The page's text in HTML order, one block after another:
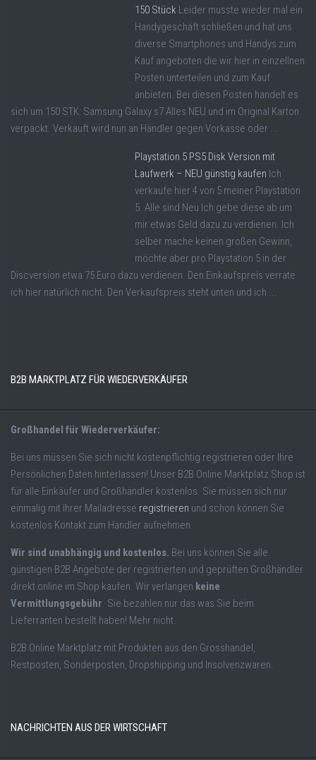
150 Stück Leider musste wieder mal ein
Handygeschäft schließen und hat uns
diverse Smartphones und Handys zum
Kauf angeboten die wir hier in einzellnen
Posten unterteilen und zum Kauf
anbieten. Bei diesen Posten handelt es
sich um 150 STK: Samsung Galaxy s7 Alles NEU und im Original Karton
verpackt. Verkauft wird nun an Händler gegen Vorkasse oder ...
Playstation 5 PS5 Disk Version mit
Laufwerk – NEU günstig kaufen Ich
verkaufe hier 4 von 5 meiner Playstation
5. Alle sind Neu Ich gebe diese ab um
mir etwas Geld dazu zu verdienen. Ich
selber mache keinen großen Gewinn,
möchte aber pro Playstation 5 in der
Discversion etwa 75 Euro dazu verdienen. Den Einkaufspreis verrate
ich hier natürlich nicht. Den Verkaufspreis steht unten und ich ...
B2B MARKTPLATZ FÜR WIEDERVERKÄUFER
Großhandel für Wiederverkäufer:
Bei uns müssen Sie sich nicht kostenpflichtig registrieren oder Ihre
Persönlichen Daten hinterlassen! Unser B2B Online Marktplatz Shop ist
für alle Einkäufer und Großhändler kostenlos. Sie müssen sich nur
einmalig mit Ihrer Mailadresse registrieren und schon können Sie
kostenlos Kontakt zum Händler aufnehmen.
Wir sind unabhängig und kostenlos. Bei uns können Sie alle
günstigen B2B Angebote der registrierten und geprüften Großhändler
direkt online im Shop kaufen. Wir verlangen keine
Vermittlungsgebühr. Sie bezahlen nur das was Sie beim
Lieferranten bestellt haben! Mehr nicht.
B2B Online Marktplatz mit Produkten aus den Grosshandel,
Restposten, Sonderposten, Dropshipping und Insolvenzwaren.
NACHRICHTEN AUS DER WIRTSCHAFT